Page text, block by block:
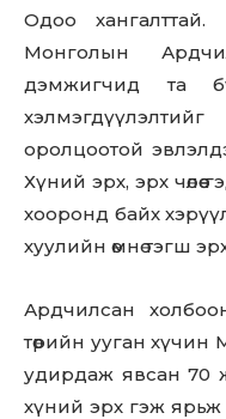
Одоо хангалттай.
Монголын
дэмжигчид та
оролцоотой
Хүний эрх, эрх
хооронд байх
хуулийн өмнө тэгш
Ардчилсан
төрийн ууган
удирдаж явсан 70
хүний эрх гэж ярьж